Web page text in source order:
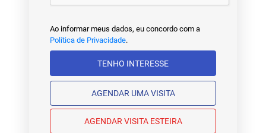
Ao informar meus dados, eu concordo com a
Política de Privacidade.
TENHO INTERESSE
AGENDAR UMA VISITA
AGENDAR VISITA ESTEIRA